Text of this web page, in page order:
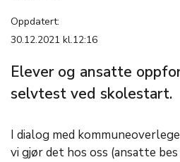
Oppdatert:
30.12.2021 kl.12:16
Elever og ansatte
selvtest ved skolestart.
I dialog med
vi gjør det hos oss (ansatte